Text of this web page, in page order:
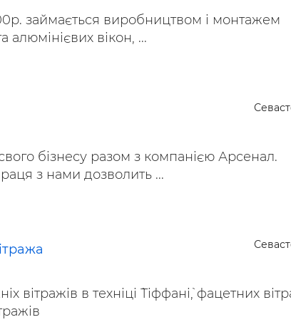
займається виробництвом і монтажем
алюмінієвих вікон, ...
бізнесу разом з компанією Арсенал.
з нами дозволить ...
вітражів в техніці `Тіффані`, фацетних